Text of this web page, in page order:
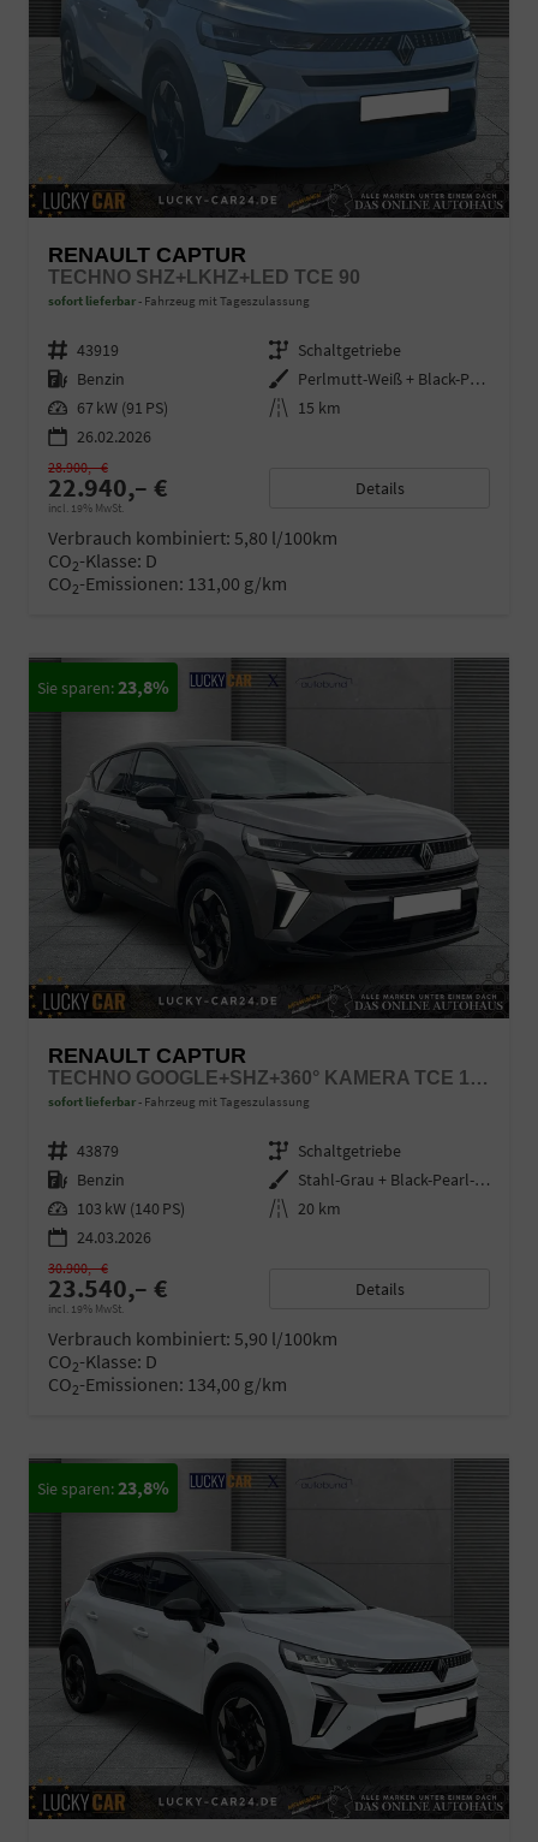
RENAULT CAPTUR
TECHNO SHZ+LKHZ+LED TCE 90
sofort lieferbar Fahrzeug mit Tageszulassung
Fahrzeugnr. 43919 Getriebe Schaltgetriebe
Kraftstoff Benzin Außenfarbe
Perlmutt-Weiß + Black-Pearl-Sch
Leistung 67 kW (91 PS) Kilometerstand 15 km
26.02.2026
22.940,– €
incl. 19% MwSt.
28.900,– €
Details
Verbrauch kombiniert: 5,80 l/100km
CO2-Klasse: D
CO2-Emissionen: 131,00 g/km
23,8%
RENAULT CAPTUR
TECHNO GOOGLE+SHZ+360° KAMERA TCE 140
sofort lieferbar Fahrzeug mit Tageszulassung
Fahrzeugnr. 43879 Getriebe Schaltgetriebe
Kraftstoff Benzin Außenfarbe
Stahl-Grau + Black-Pearl-Schwarz
Leistung 103 kW (140 PS) Kilometerstand 20 km
24.03.2026
23.540,– €
incl. 19% MwSt.
30.900,– €
Details
Verbrauch kombiniert: 5,90 l/100km
CO2-Klasse: D
CO2-Emissionen: 134,00 g/km
23,8%